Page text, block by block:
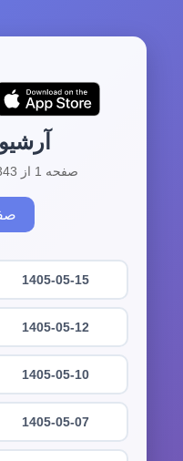
صفحه 1 از 343 | مجموع 3424 آرشیو
1405-05-15
1405-05-12
1405-05-10
1405-05-07